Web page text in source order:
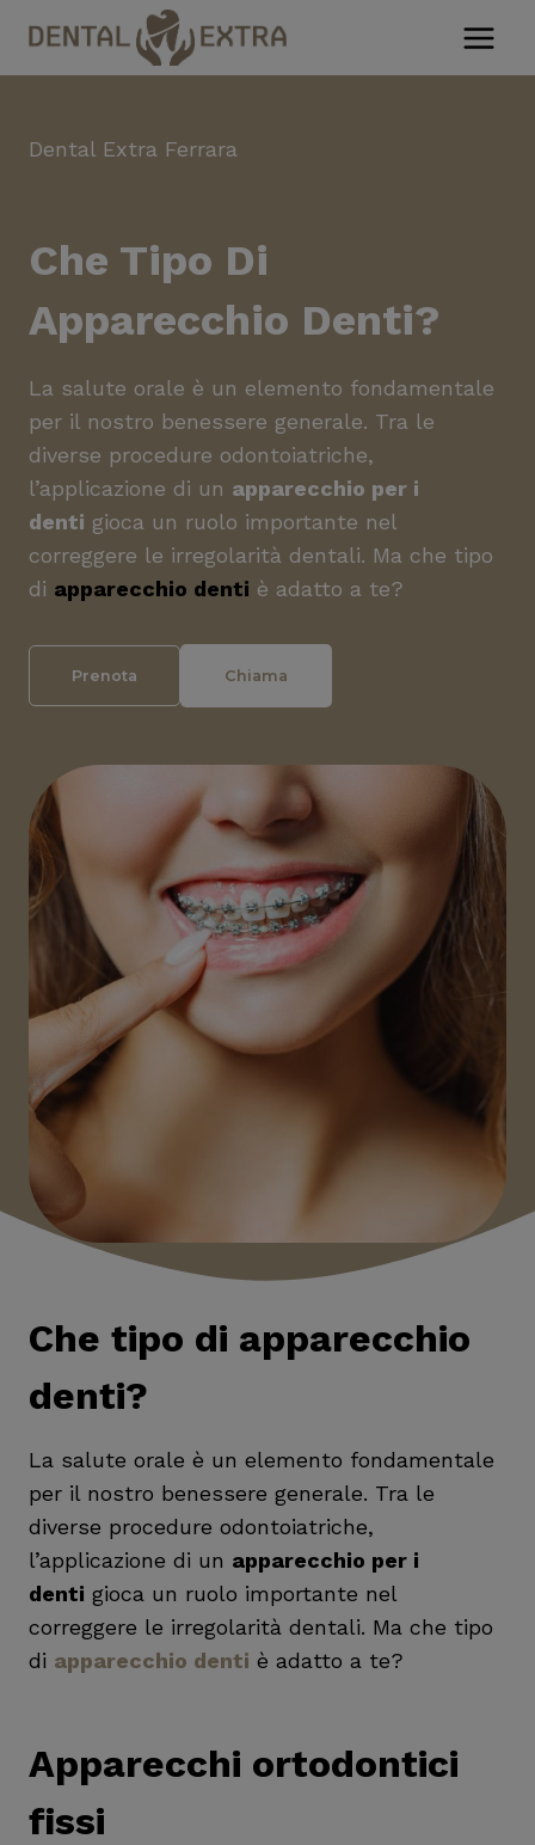
contenuto
Dental Extra Ferrara
Che Tipo Di
Apparecchio Denti?
La salute orale è un elemento fondamentale
per il nostro benessere generale. Tra le
diverse procedure odontoiatriche,
l’applicazione di un apparecchio per i
denti gioca un ruolo importante nel
correggere le irregolarità dentali. Ma che tipo
di apparecchio denti è adatto a te?
Prenota Chiama
Che tipo di apparecchio
denti?
La salute orale è un elemento fondamentale
per il nostro benessere generale. Tra le
diverse procedure odontoiatriche,
l’applicazione di un apparecchio per i
denti gioca un ruolo importante nel
correggere le irregolarità dentali. Ma che tipo
di apparecchio denti è adatto a te?
Apparecchi ortodontici
fissi